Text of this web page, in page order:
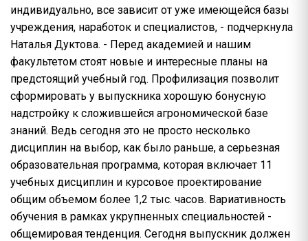
индивидуально, все зависит от уже имеющейся базы
учреждения, наработок и специалистов, - подчеркнула
Наталья Дуктова. - Перед академией и нашим
факультетом стоят новые и интересные планы на
предстоящий учебный год. Профилизация позволит
сформировать у выпускника хорошую бонусную
надстройку к сложившейся агрономической базе
знаний. Ведь сегодня это не просто несколько
дисциплин на выбор, как было раньше, а серьезная
образовательная программа, которая включает 11
учебных дисциплин и курсовое проектирование
общим объемом более 1,2 тыс. часов. Вариативность
обучения в рамках укрупненных специальностей -
общемировая тенденция. Сегодня выпускник должен